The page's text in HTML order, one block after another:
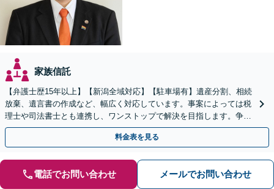
家族信託
【弁護士歴15年以上】【新潟全域対応】【駐車場有】遺産分割、相続
放棄、遺言書の作成など、幅広く対応しています。事案によっては税
理士や司法書士とも連携し、ワンストップで解決を目指します。争い
を防ぐためにもぜひご相談ください。【分割払い可】
料金表を見る
電話でお問い合わせ メールでお問い合わせ